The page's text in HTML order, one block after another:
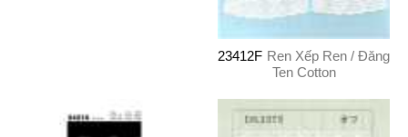
23412F Ren Xếp Ren / Đăng
Ten Cotton